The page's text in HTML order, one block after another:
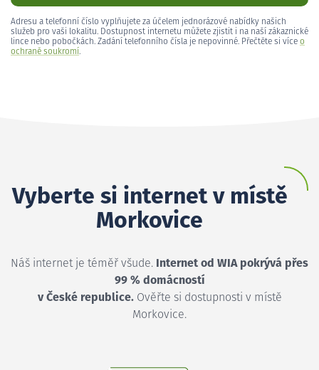
Adresu a telefonní číslo vyplňujete za účelem jednorázové nabídky našich
služeb pro vaši lokalitu. Dostupnost internetu můžete zjistit i na naší zákaznické
lince nebo pobočkách. Zadání telefonního čísla je nepovinné. Přečtěte si více o
ochraně soukromí.
Vyberte si internet v místě
Morkovice
Náš internet je téměř všude. Internet od WIA pokrývá přes
99 % domácností
v České republice.Ověřte si dostupnosti v místě
Morkovice.